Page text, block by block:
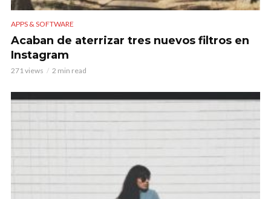
APPS & SOFTWARE
Acaban de aterrizar tres nuevos filtros en
Instagram
271 views 2 min read